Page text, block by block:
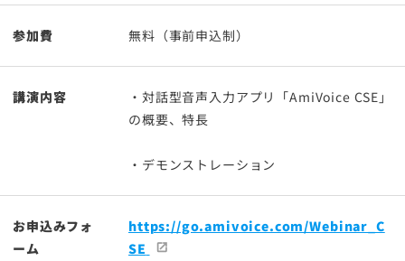
参加費 無料（事前申込制）
講演内容
・対話型音声入力アプリ「AmiVoice CSE」
の概要、特長
・デモンストレーション
お申込みフォ
ーム
https://go.amivoice.com/Webinar_C
SE